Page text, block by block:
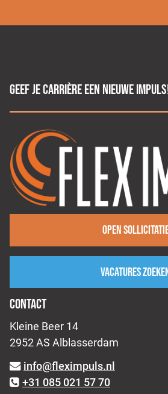
GEEF JE CARRIÈRE EEN NIEUWE
Open
Vacatures
CONTACT
Kleine Beer 14
2952 AS Alblasserdam
info@fleximpuls.nl
+31 085 021 57 70